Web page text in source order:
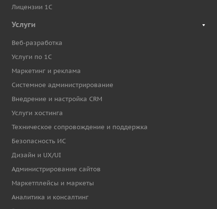
Лицензии 1С
Услуги
Веб-разработка
Услуги по 1С
Маркетинг и реклама
Системное администрирование
Внедрение и настройка CRM
Услуги хостинга
Техническое сопровождение и поддержка
Безопасность ИС
Дизайн и UX/UI
Администрирование сайтов
Маркетплейсы и маркеты
Аналитика и консалтинг